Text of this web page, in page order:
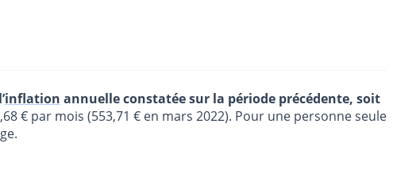
inflation annuelle constatée sur la période précédente, soit
€ par mois (553,71 € en mars 2022). Pour une personne seule